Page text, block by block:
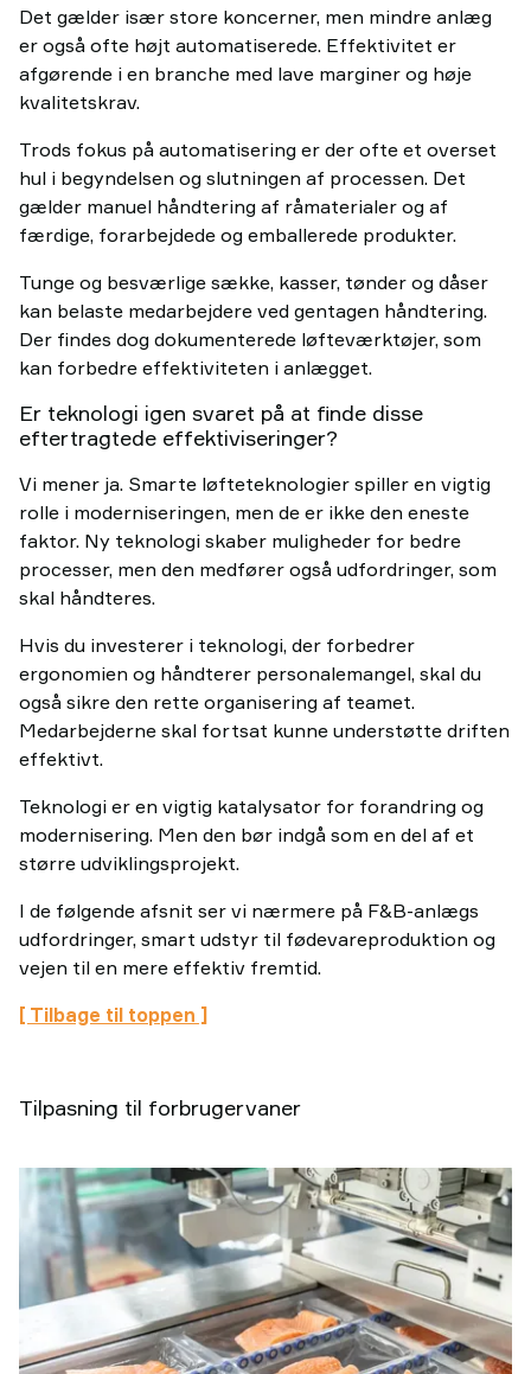
Det gælder især store koncerner, men mindre anlæg
er også ofte højt automatiserede. Effektivitet er
afgørende i en branche med lave marginer og høje
kvalitetskrav.
Trods fokus på automatisering er der ofte et overset
hul i begyndelsen og slutningen af processen. Det
gælder manuel håndtering af råmaterialer og af
færdige, forarbejdede og emballerede produkter.
Tunge og besværlige sække, kasser, tønder og dåser
kan belaste medarbejdere ved gentagen håndtering.
Der findes dog dokumenterede løfteværktøjer, som
kan forbedre effektiviteten i anlægget.
Er teknologi igen svaret på at finde disse
eftertragtede effektiviseringer?
Vi mener ja. Smarte løfteteknologier spiller en vigtig
rolle i moderniseringen, men de er ikke den eneste
faktor. Ny teknologi skaber muligheder for bedre
processer, men den medfører også udfordringer, som
skal håndteres.
Hvis du investerer i teknologi, der forbedrer
ergonomien og håndterer personalemangel, skal du
også sikre den rette organisering af teamet.
Medarbejderne skal fortsat kunne understøtte driften
effektivt.
Teknologi er en vigtig katalysator for forandring og
modernisering. Men den bør indgå som en del af et
større udviklingsprojekt.
I de følgende afsnit ser vi nærmere på F&B-anlægs
udfordringer, smart udstyr til fødevareproduktion og
vejen til en mere effektiv fremtid.
[ Tilbage til toppen ]
Tilpasning til forbrugervaner